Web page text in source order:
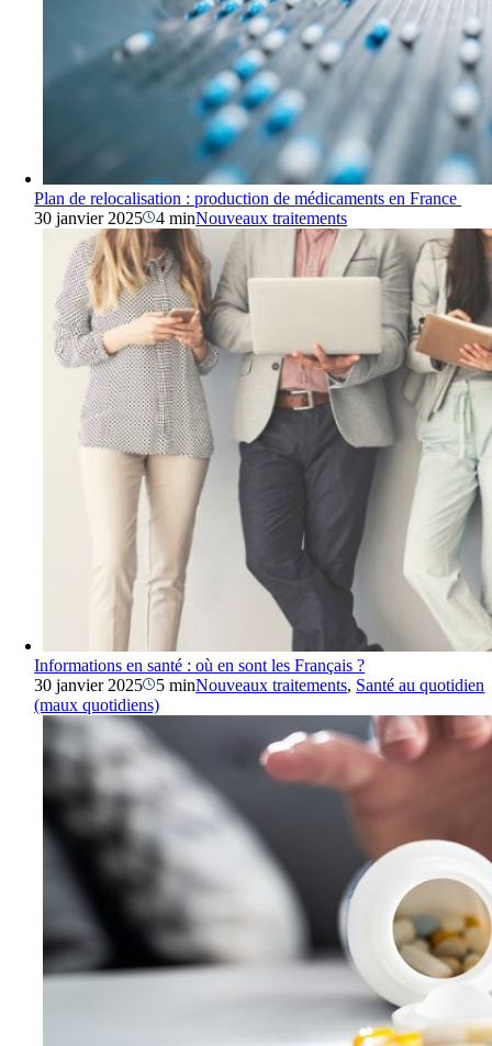
Plan de relocalisation : production de médicaments en France
30 janvier 2025
4 minNouveaux traitements
Informations en santé : où en sont les Français ?
30 janvier 2025
5 minNouveaux traitements, Santé au quotidien
(maux quotidiens)